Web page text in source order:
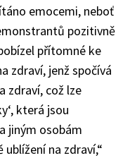
emocemi, neboť
pozitivně
přítomné ke
zdraví, jenž spočívá
zdraví, což lze
která jsou
jiným osobám
na zdraví,“